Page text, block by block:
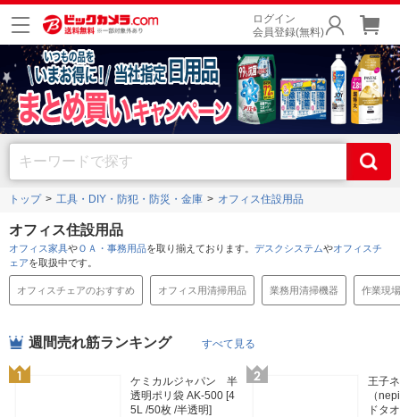
ログイン
会員登録(無料)
トップ 工具・DIY・防犯・防災・金庫 オフィス住設用品
オフィス住設用品
オフィス家具やＯＡ・事務用品を取り揃えております。 デスクシステムやオフィスチ
ェアを取扱中です。
オフィスチェアのおすすめ オフィス用清掃用品 業務用清掃機器 作業現
週間売れ筋ランキング すべて見る
ケミカルジャパン 半
透明ポリ袋 AK-500 [4
5L /50枚 /半透明]
王子
（
ドタ